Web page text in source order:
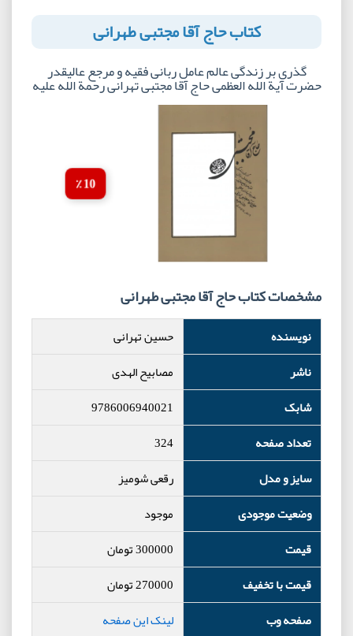
کتاب حاج آقا مجتبی طهرانی
گذری بر زندگی عالم عامل ربانی فقیه و مرجع عالیقدر
حضرت آیة الله العظمی حاج آقا مجتبی تهرانی رحمة الله علیه
10 ٪
مشخصات کتاب حاج آقا مجتبی طهرانی
نویسنده
حسین تهرانی
ناشر
مصابیح الهدی
شابک
9786006940021
تعداد صفحه
324
سایز و مدل
رقعی شومیز
وضعیت موجودی
موجود
قیمت
300000تومان
قیمت با تخفیف
270000تومان
صفحه وب
لینک این صفحه